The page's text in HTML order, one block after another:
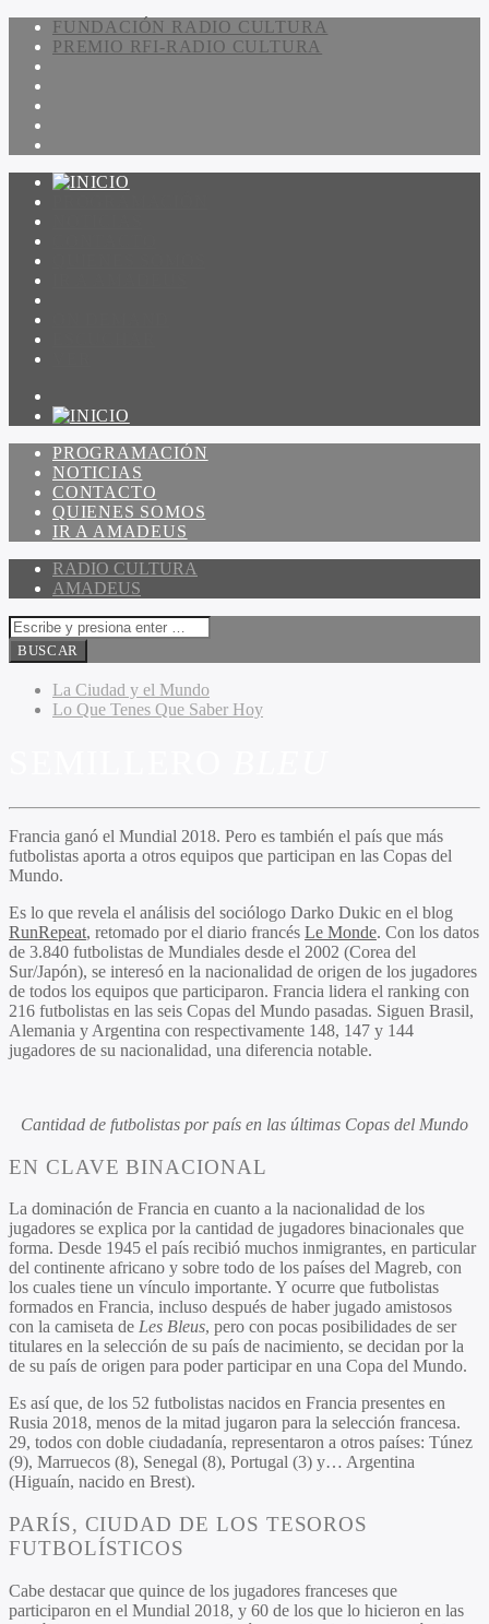
FUNDACIÓN RADIO CULTURA
PREMIO RFI-RADIO CULTURA
PROGRAMACIÓN
NOTICIAS
CONTACTO
QUIENES SOMOS
IR A AMADEUS
RADIO CULTURA
AMADEUS
La Ciudad y el Mundo
Lo Que Tenes Que Saber Hoy
Francia ganó el Mundial 2018. Pero es también el país que más
futbolistas aporta a otros equipos que participan en las Copas del
Mundo.
Es lo que revela el análisis del sociólogo Darko Dukic en el blog
RunRepeat, retomado por el diario francés Le Monde. Con los datos
de 3.840 futbolistas de Mundiales desde el 2002 (Corea del
Sur/Japón), se interesó en la nacionalidad de origen de los jugadores
de todos los equipos que participaron. Francia lidera el ranking con
216 futbolistas en las seis Copas del Mundo pasadas. Siguen Brasil,
Alemania y Argentina con respectivamente 148, 147 y 144
jugadores de su nacionalidad, una diferencia notable.
Cantidad de futbolistas por país en las últimas Copas del Mundo
EN CLAVE BINACIONAL
La dominación de Francia en cuanto a la nacionalidad de los
jugadores se explica por la cantidad de jugadores binacionales que
forma. Desde 1945 el país recibió muchos inmigrantes, en particular
del continente africano y sobre todo de los países del Magreb, con
los cuales tiene un vínculo importante. Y ocurre que futbolistas
formados en Francia, incluso después de haber jugado amistosos
con la camiseta de Les Bleus, pero con pocas posibilidades de ser
titulares en la selección de su país de nacimiento, se decidan por la
de su país de origen para poder participar en una Copa del Mundo.
Es así que, de los 52 futbolistas nacidos en Francia presentes en
Rusia 2018, menos de la mitad jugaron para la selección francesa.
29, todos con doble ciudadanía, representaron a otros países: Túnez
(9), Marruecos (8), Senegal (8), Portugal (3) y… Argentina
(Higuaín, nacido en Brest).
PARÍS, CIUDAD DE LOS TESOROS
FUTBOLÍSTICOS
Cabe destacar que quince de los jugadores franceses que
participaron en el Mundial 2018, y 60 de los que lo hicieron en las